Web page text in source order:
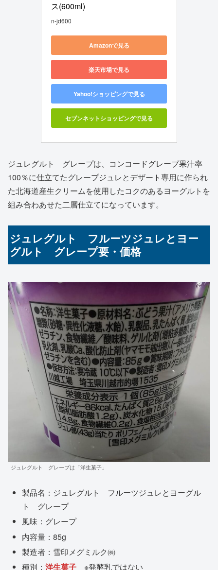
ス(600ml)
n-jd600
Amazonで見る
楽天市場で見る
Yahoo!ショッピングで見る
セブンネットショッピングで見る
ジュレグルト グレープは、コンコードグレープ果汁率
100％に仕立てたグレープジュレとデザート専用に作られ
た北海道産生クリームを使用したコクのあるヨーグルトを
組み合わあせた二層仕立てになっています。
ジュレグルト フルーツジュレとヨー
グルト グレープ要・価格
ジュレグルト グレープは「洋生菓子」
製品名：ジュレグルト フルーツジュレとヨーグル
ト グレープ
風味：グレープ
内容量：85g
製造者：雪印メグミルク㈱
種別：洋生菓子 ※発酵乳ではない